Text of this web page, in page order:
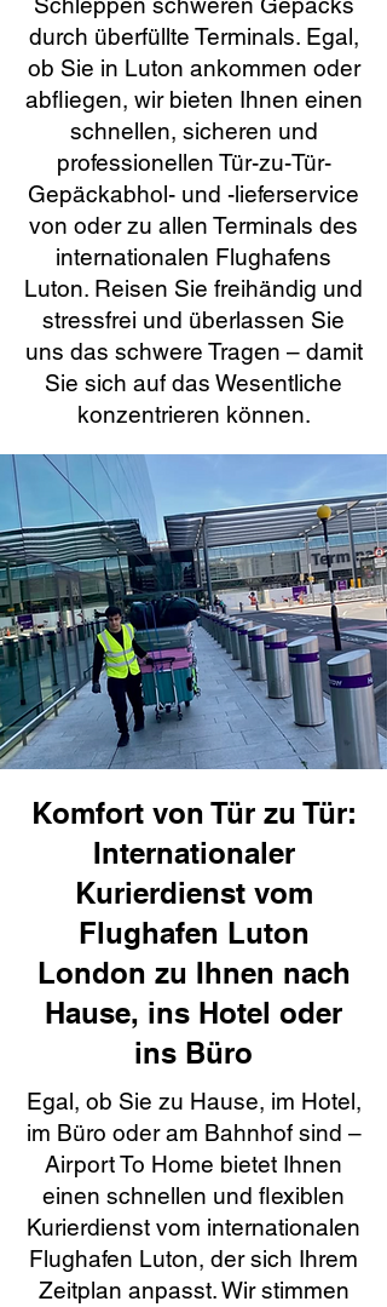
durch überfüllte Terminals. Egal,
ob Sie in Luton ankommen oder
abfliegen, wir bieten Ihnen einen
schnellen, sicheren und
professionellen Tür-zu-Tür-
Gepäckabhol- und -lieferservice
von oder zu allen Terminals des
internationalen Flughafens
Luton. Reisen Sie freihändig und
stressfrei und überlassen Sie
uns das schwere Tragen – damit
Sie sich auf das Wesentliche
konzentrieren können.
Komfort von Tür zu Tür:
Internationaler
Kurierdienst vom
Flughafen Luton
London zu Ihnen nach
Hause, ins Hotel oder
ins Büro
Egal, ob Sie zu Hause, im Hotel,
im Büro oder am Bahnhof sind –
Airport To Home bietet Ihnen
einen schnellen und flexiblen
Kurierdienst vom internationalen
Flughafen Luton, der sich Ihrem
Zeitplan anpasst. Wir stimmen